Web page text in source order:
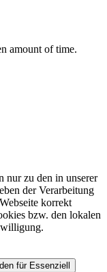
nur zu den in unserer
der Verarbeitung
korrekt
bzw. den lokalen
für Essenziell